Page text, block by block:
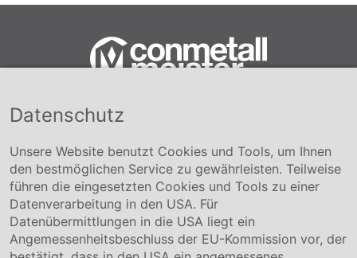
Conmetall Meister GmbH
+49 5141-180
info@conmetallmeister.de
www.conmetallmeister.de
Unternehmen
Über uns
Compliance
Datenschutz
Unsere Website benutzt Cookies und Tools, um Ihnen
den bestmöglichen Service zu gewährleisten. Teilweise
führen die eingesetzten Cookies und Tools zu einer
Datenverarbeitung in den USA. Für
Datenübermittlungen in die USA liegt ein
Angemessenheitsbeschluss der EU-Kommission vor, der